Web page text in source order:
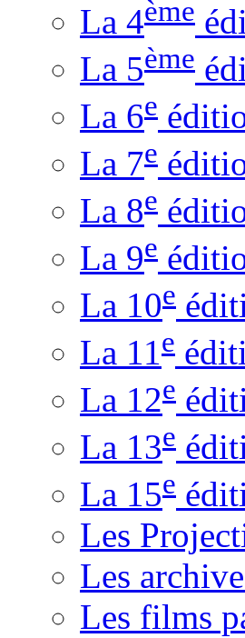
La 4ème
La 5ème
La 6e
La 7e
La 8e
La 9e
La 10e
La 11e
La 12e
La 13e
La 15e
Les
Les
Les films